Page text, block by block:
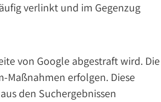
verlinkt und im Gegenzug
von Google abgestraft wird. Die
Maßnahmen erfolgen. Diese
den Suchergebnissen